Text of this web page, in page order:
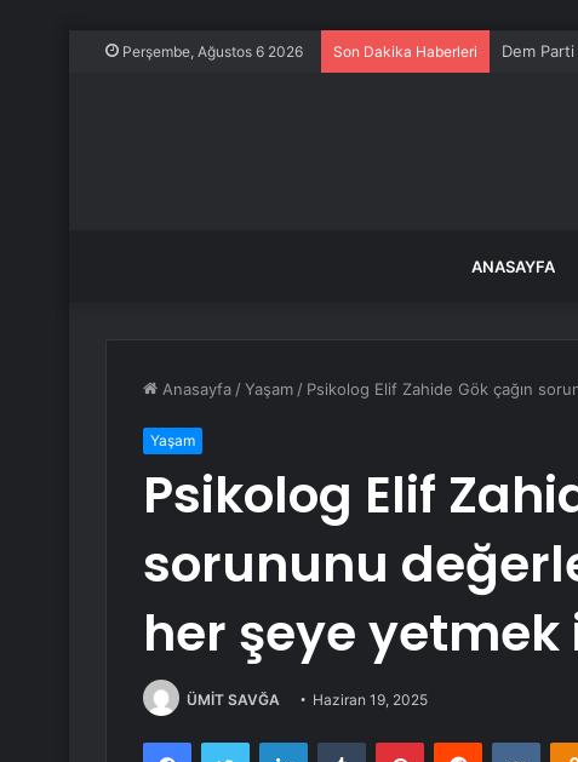
Perşembe, Ağustos 6 2026 Son Dakika Haberleri Dem
ANASAYFA
Anasayfa /Yaşam / Psikolog Elif Zahide Gök çağın
Yaşam
Psikolog Elif
sorununu
her şeye yetmek
ÜMİT SAVĞA Haziran 19, 2025
FacebookTwitter LinkedInTumblr PinterestReddit